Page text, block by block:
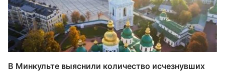
В Минкульте выяснили количество исчезнувших